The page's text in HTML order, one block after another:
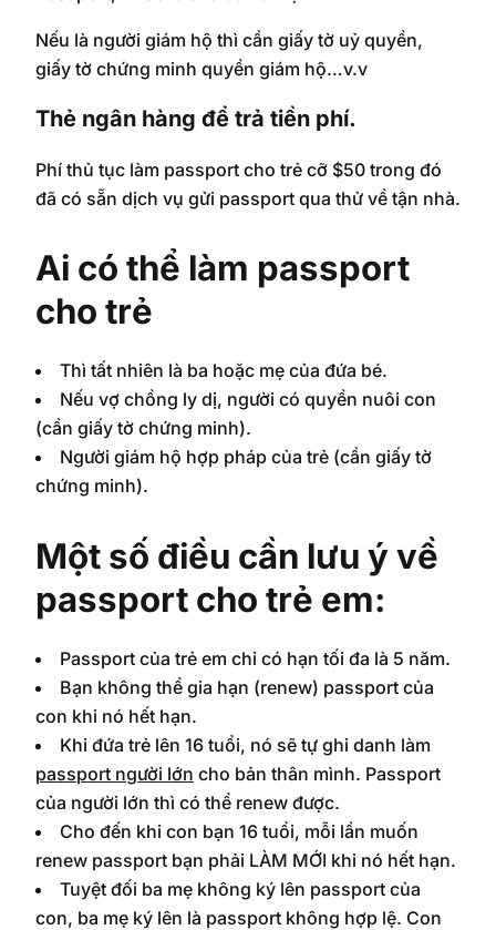
Nếu là người giám hộ thì cần giấy tờ uỷ quyền,
giấy tờ chứng minh quyền giám hộ…v.v
Thẻ ngân hàng để trả tiền phí.
Phí thủ tục làm passport cho trẻ cỡ $50 trong đó
đã có sẵn dịch vụ gửi passport qua thử về tận nhà.
Ai có thể làm passport
cho trẻ
Thì tất nhiên là ba hoặc mẹ của đứa bé.
Nếu vợ chồng ly dị, người có quyền nuôi con
(cần giấy tờ chứng minh).
Người giám hộ hợp pháp của trẻ (cần giấy tờ
chứng minh).
Một số điều cần lưu ý về
passport cho trẻ em:
Passport của trẻ em chỉ có hạn tối đa là 5 năm.
Bạn không thể gia hạn (renew) passport của
con khi nó hết hạn.
Khi đứa trẻ lên 16 tuổi, nó sẽ tự ghi danh làm
passport người lớn cho bản thân mình. Passport
của người lớn thì có thể renew được.
Cho đến khi con bạn 16 tuổi, mỗi lần muốn
renew passport bạn phải LÀM MỚI khi nó hết hạn.
Tuyệt đối ba mẹ không ký lên passport của
con, ba mẹ ký lên là passport không hợp lệ. Con